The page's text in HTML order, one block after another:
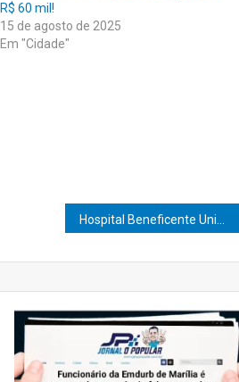
R$ 60 mil!
15 de agosto de 2025
Em "Cidade"
Hospital Beneficente Unimar recebe Placa SUS Paulista e consolida posição estratégica na saúde pública regional